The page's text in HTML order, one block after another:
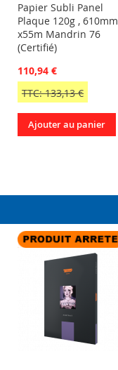
Papier Subli Panel
Plaque 120g , 610mm
x55m Mandrin 76
(Certifié)
110,94 €
TTC: 133,13 €
Ajouter au panier